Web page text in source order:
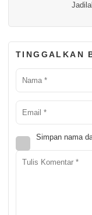
TINGGALKAN
Simpan nama